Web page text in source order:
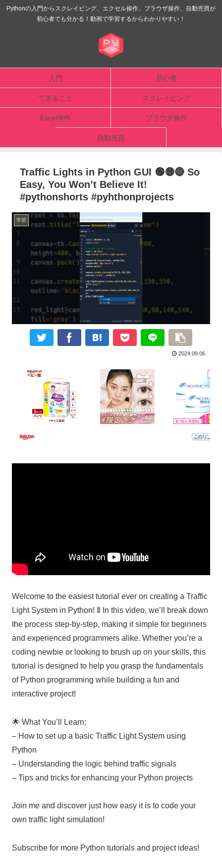
Pythonの入門からスクレイピング、エクセル操作、ブラウザ操作、自動売買が
初心者でも分かる！動画で学習するからわかりやすい！
入門 初心者
できること スクレイピング
Excel操作 ブラウザ操作
自動売買
Traffic Lights in Python GUI 🟢🟡🔴 So
Easy, You Won’t Believe It!
#pythonshorts #pyhthonprojects
学習
2024.09.06
Welcome to the easiest tutorial ever on creating a Traffic
Light System in Python! 🚦 In this video, we’ll break down
the process step-by-step, making it simple for beginners
and experienced programmers alike. Whether you’re a
coding newbie or looking to brush up on your skills, this
tutorial is designed to help you grasp the fundamentals
of Python programming while building a fun and
interactive project!
🌟 What You’ll Learn:
– How to set up a basic Traffic Light System using
Python
– Understanding the logic behind traffic signals
– Tips and tricks for enhancing your Python projects
Join me and discover just how easy it is to code your
own traffic light simulation!
Subscribe for more Python tutorials and project ideas!